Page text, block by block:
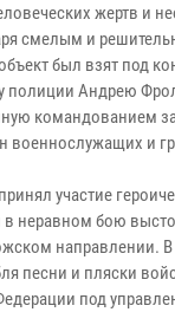
жертв и
смелым и
был взят под
полиции Андрею
командованием
военнослужащих и
участие
неравном бою
направлении. В
песни и пляски
под